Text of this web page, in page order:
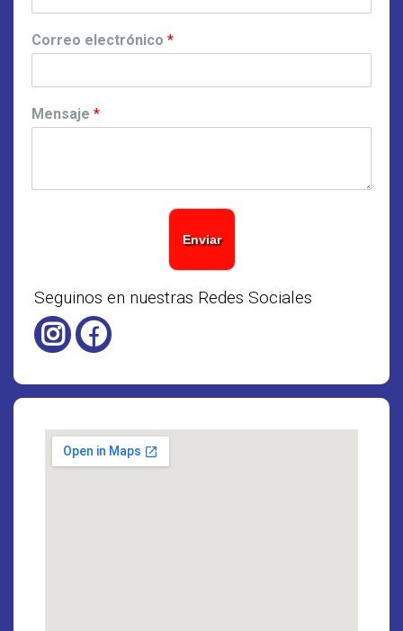
Correo electrónico *
Mensaje *
Enviar
Seguinos en nuestras Redes Sociales